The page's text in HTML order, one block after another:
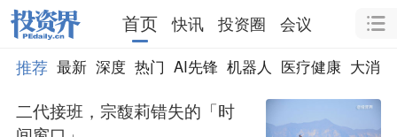
首页 快讯 投资圈
会议
推荐 最新 深度 热门 AI先锋 机器人 医疗健康 大消费
二代接班，宗馥莉错失的「时